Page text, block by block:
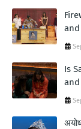
and
Is